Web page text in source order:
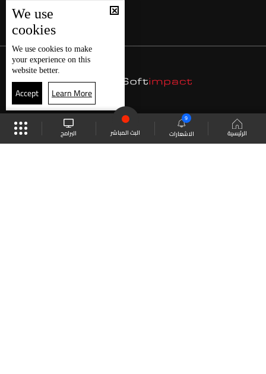
الرئيسية الاشعارات
9
البث المباشر البرامج
We use
cookies
We use cookies to make
your experience on this
website better.
Accept Learn More
موقع البرامج الجدول البث المباشر